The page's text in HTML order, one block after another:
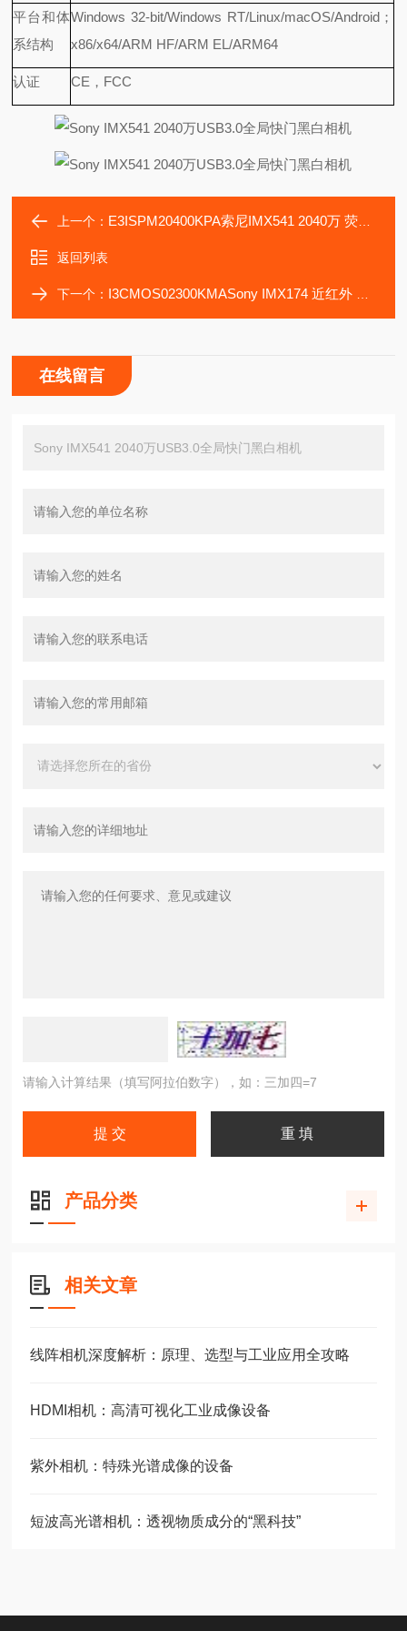
平台和体
系结构
Windows 32-bit/Windows RT/Linux/macOS/Android；
x86/x64/ARM HF/ARM EL/ARM64
认证 CE，FCC
上一个： E3ISPM20400KPA索尼IMX541 2040万 荧光生物医疗显微镜相机
返回列表
下一个： I3CMOS02300KMASony IMX174 近红外 高光谱相机 400-1000nm
在线留言
请输入计算结果（填写阿拉伯数字），如：三加四=7
产品分类
相关文章
线阵相机深度解析：原理、选型与工业应用全攻略
HDMI相机：高清可视化工业成像设备
紫外相机：特殊光谱成像的设备
短波高光谱相机：透视物质成分的“黑科技”